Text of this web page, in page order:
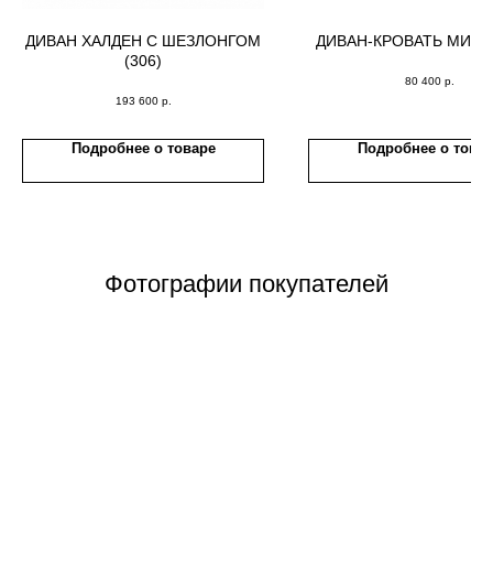
ДИВАН ХАЛДЕН С ШЕЗЛОНГОМ
(306)
193 600 р.
Подробнее о товаре
ДИВАН-КРОВАТЬ
80 400 р.
Подробнее о
Фотографии покупателей